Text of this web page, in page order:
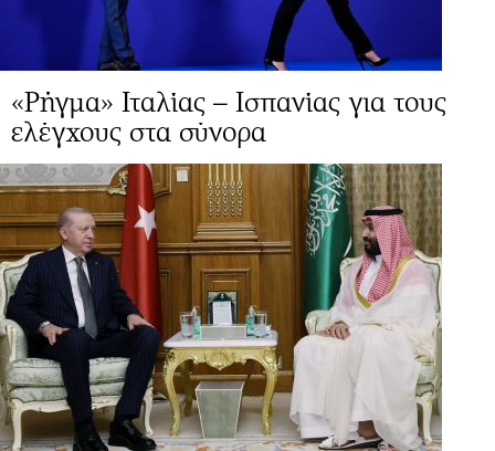
«Ρήγμα» Ιταλίας – Ισπανίας για τους
ελέγχους στα σύνορα